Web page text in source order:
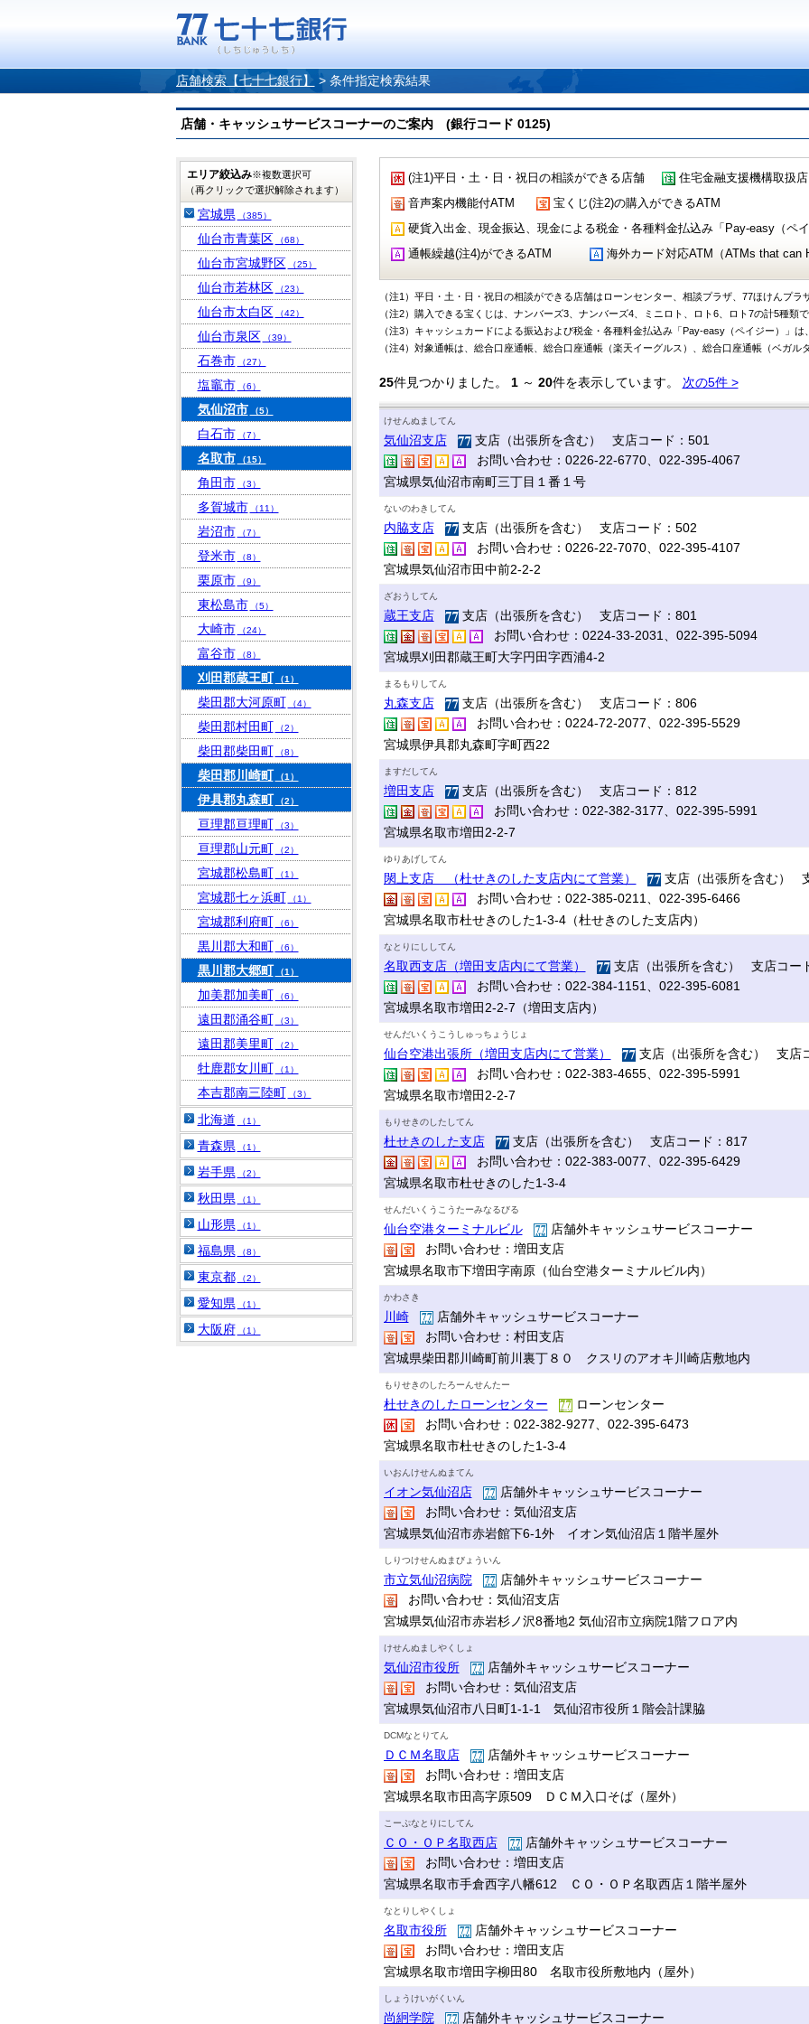
店舗検索【七十七銀行】 > 条件指定検索結果
店舗・キャッシュサービスコーナーのご案内 (銀行コード 0125)
(注1)平日・土・日・祝日の相談ができる店舗 住宅金融支援機構取扱店
音声案内機能付ATM
宝くじ(注2)の購入ができるATM
硬貨入出金、現金振込、現金による税金・各種料金払込み「Pay-easy（ペ
通帳繰越(注4)ができるATM
海外カード対応ATM（ATMs that can
（注1）平日・土・日・祝日の相談ができる店舗はローンセンター、相談プラザ、77ほけんプラ
（注2）購入できる宝くじは、ナンバーズ3、ナンバーズ4、ミニロト、ロト6、ロト7の計5種類で
（注3）キャッシュカードによる振込および税金・各種料金払込み「Pay-easy（ペイジー）」は
（注4）対象通帳は、総合口座通帳、総合口座通帳（楽天イーグルス）、総合口座通帳（ベガル
25件見つかりました。 1～ 20件を表示しています。 次の5件 >
けせんぬましてん
気仙沼支店
支店（出張所を含む） 支店コード：501
お問い合わせ：0226-22-6770、022-395-4067
宮城県気仙沼市南町三丁目１番１号
ないのわきしてん
内脇支店
支店（出張所を含む） 支店コード：502
お問い合わせ：0226-22-7070、022-395-4107
宮城県気仙沼市田中前2-2-2
ざおうしてん
蔵王支店
支店（出張所を含む） 支店コード：801
お問い合わせ：0224-33-2031、022-395-5094
宮城県刈田郡蔵王町大字円田字西浦4-2
まるもりしてん
丸森支店
支店（出張所を含む） 支店コード：806
お問い合わせ：0224-72-2077、022-395-5529
宮城県伊具郡丸森町字町西22
ますだしてん
増田支店
支店（出張所を含む） 支店コード：812
お問い合わせ：022-382-3177、022-395-5991
宮城県名取市増田2-2-7
ゆりあげしてん
閖上支店 （杜せきのした支店内にて営業）
支店（出張所を含む）
お問い合わせ：022-385-0211、022-395-6466
宮城県名取市杜せきのした1-3-4（杜せきのした支店内）
なとりにししてん
名取西支店（増田支店内にて営業）
支店（出張所を含む） 支店コー
お問い合わせ：022-384-1151、022-395-6081
宮城県名取市増田2-2-7（増田支店内）
せんだいくうこうしゅっちょうじょ
仙台空港出張所（増田支店内にて営業）
支店（出張所を含む） 支店
お問い合わせ：022-383-4655、022-395-5991
宮城県名取市増田2-2-7
もりせきのしたしてん
杜せきのした支店
支店（出張所を含む） 支店コード：817
お問い合わせ：022-383-0077、022-395-6429
宮城県名取市杜せきのした1-3-4
せんだいくうこうたーみなるびる
仙台空港ターミナルビル
店舗外キャッシュサービスコーナー
お問い合わせ：増田支店
宮城県名取市下増田字南原（仙台空港ターミナルビル内）
かわさき
川崎
店舗外キャッシュサービスコーナー
お問い合わせ：村田支店
宮城県柴田郡川崎町前川裏丁８０ クスリのアオキ川崎店敷地内
もりせきのしたろーんせんたー
杜せきのしたローンセンター
ローンセンター
お問い合わせ：022-382-9277、022-395-6473
宮城県名取市杜せきのした1-3-4
いおんけせんぬまてん
イオン気仙沼店
店舗外キャッシュサービスコーナー
お問い合わせ：気仙沼支店
宮城県気仙沼市赤岩館下6-1外 イオン気仙沼店１階半屋外
しりつけせんぬまびょういん
市立気仙沼病院
店舗外キャッシュサービスコーナー
お問い合わせ：気仙沼支店
宮城県気仙沼市赤岩杉ノ沢8番地2 気仙沼市立病院1階フロア内
けせんぬましやくしょ
気仙沼市役所
店舗外キャッシュサービスコーナー
お問い合わせ：気仙沼支店
宮城県気仙沼市八日町1-1-1 気仙沼市役所１階会計課脇
DCMなとりてん
ＤＣＭ名取店
店舗外キャッシュサービスコーナー
お問い合わせ：増田支店
宮城県名取市田高字原509 ＤＣＭ入口そば（屋外）
こーぷなとりにしてん
ＣＯ・ＯＰ名取西店
店舗外キャッシュサービスコーナー
お問い合わせ：増田支店
宮城県名取市手倉西字八幡612 ＣＯ・ＯＰ名取西店１階半屋外
なとりしやくしょ
名取市役所
店舗外キャッシュサービスコーナー
お問い合わせ：増田支店
宮城県名取市増田字柳田80 名取市役所敷地内（屋外）
しょうけいがくいん
尚絅学院 店舗外キャッシュサービスコーナー
エリア絞込み※複数選択可
（再クリックで選択解除されます）
宮城県 （385）
仙台市青葉区 （68）
仙台市宮城野区 （25）
仙台市若林区 （23）
仙台市太白区 （42）
仙台市泉区 （39）
石巻市 （27）
塩竈市 （6）
気仙沼市 （5）
白石市 （7）
名取市 （15）
角田市 （3）
多賀城市 （11）
岩沼市 （7）
登米市 （8）
栗原市 （9）
東松島市 （5）
大崎市 （24）
富谷市 （8）
刈田郡蔵王町 （1）
柴田郡大河原町 （4）
柴田郡村田町 （2）
柴田郡柴田町 （8）
柴田郡川崎町 （1）
伊具郡丸森町 （2）
亘理郡亘理町 （3）
亘理郡山元町 （2）
宮城郡松島町 （1）
宮城郡七ヶ浜町 （1）
宮城郡利府町 （6）
黒川郡大和町 （6）
黒川郡大郷町 （1）
加美郡加美町 （6）
遠田郡涌谷町 （3）
遠田郡美里町 （2）
牡鹿郡女川町 （1）
本吉郡南三陸町 （3）
北海道 （1）
青森県 （1）
岩手県 （2）
秋田県 （1）
山形県 （1）
福島県 （8）
東京都 （2）
愛知県 （1）
大阪府 （1）